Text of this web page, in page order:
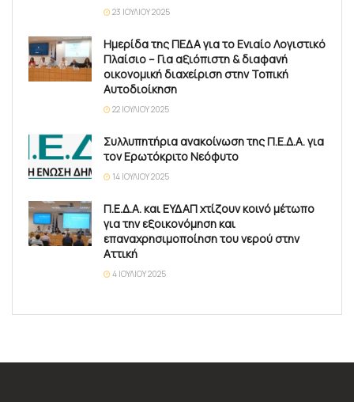
23 ΙΟΥΛΊΟΥ 2025
Ημερίδα της ΠΕΔΑ για το Ενιαίο Λογιστικό
Πλαίσιο – Για αξιόπιστη & διαφανή
οικονομική διαχείριση στην Τοπική
Αυτοδιοίκηση
22 ΙΟΥΛΊΟΥ 2025
Συλλυπητήρια ανακοίνωση της Π.Ε.Δ.Α. για
τον Ερωτόκριτο Νεόφυτο
14 ΙΟΥΛΊΟΥ 2025
Π.Ε.Δ.Α. και ΕΥΔΑΠ χτίζουν κοινό μέτωπο
για την εξοικονόμηση και
επαναχρησιμοποίηση του νερού στην
Αττική
4 ΙΟΥΛΊΟΥ 2025